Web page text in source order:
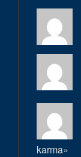
karma»